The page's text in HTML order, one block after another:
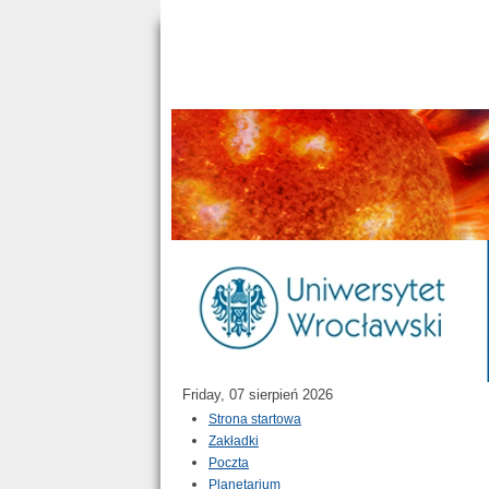
Friday, 07 sierpień 2026
Strona startowa
Zakładki
Poczta
Planetarium